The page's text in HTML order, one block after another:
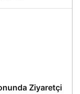
Ziyaretçi